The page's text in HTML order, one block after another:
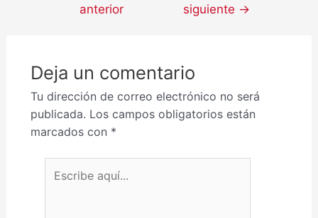
anterior
siguiente →
Deja un comentario
Tu dirección de correo electrónico no será
publicada. Los campos obligatorios están
marcados con *